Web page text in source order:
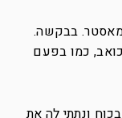
מאסטר. בבקשה.
כמו בפעם
ונתתי לה את